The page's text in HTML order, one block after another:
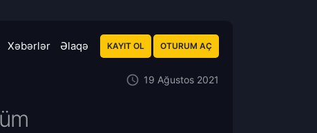
Xəbərlər Əlaqə KAYIT OL OTURUM AÇ
19 Ağustos 2021